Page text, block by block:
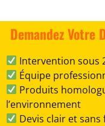
Demandez Votre
Intervention sous
Équipe
Produits
l’environnement
Devis clair et sans